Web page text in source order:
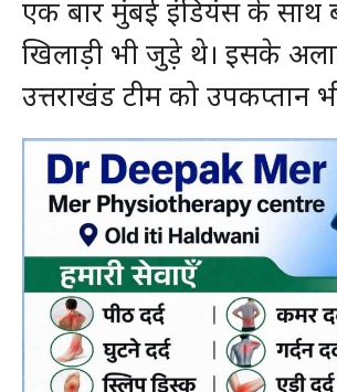
एक बार मुंबई इंडियंस के साथ
खिलाड़ी भी जुड़े थे। इसके
उत्तराखंड टीम को उपकप्तान